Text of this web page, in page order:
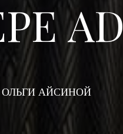
AD
ОЛЬГИ АЙСИНОЙ